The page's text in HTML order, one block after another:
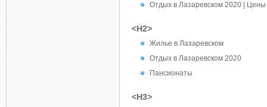
Отдых в Лазаревском 2020 | Цены
<H2>
Жилье в Лазаревском
Отдых в Лазаревском 2020
Пансионаты
<H3>